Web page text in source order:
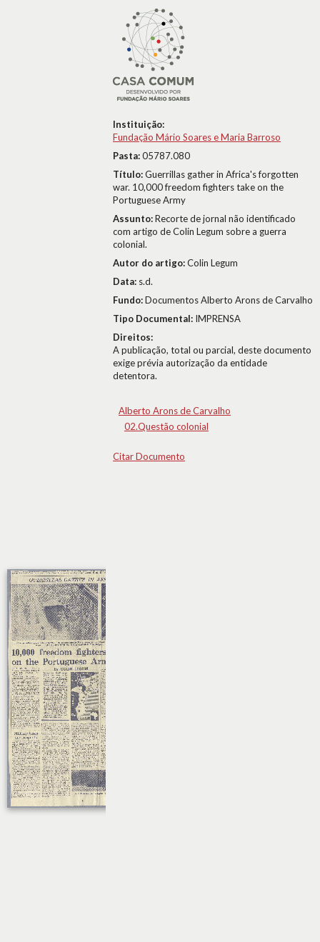
Instituição:
Fundação Mário Soares e Maria Barroso
Pasta:05787.080
Título:Guerrillas gather in Africa's forgotten
war. 10,000 freedom fighters take on the
Portuguese Army
Assunto:Recorte de jornal não identificado
com artigo de Colin Legum sobre a guerra
colonial.
Autor do artigo:Colin Legum
Data: s.d.
Fundo:Documentos Alberto Arons de Carvalho
Tipo Documental: IMPRENSA
Direitos:
A publicação, total ou parcial, deste documento
exige prévia autorização da entidade
detentora.
Alberto Arons de Carvalho
02.Questão colonial
Citar Documento